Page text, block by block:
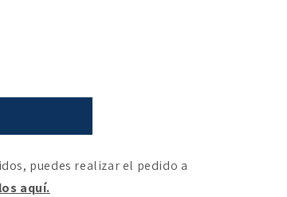
puedes realizar el pedido a
aquí.